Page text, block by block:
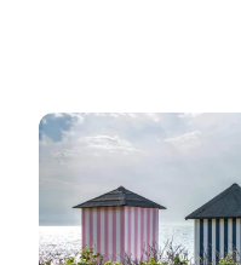
Nordsjælland på